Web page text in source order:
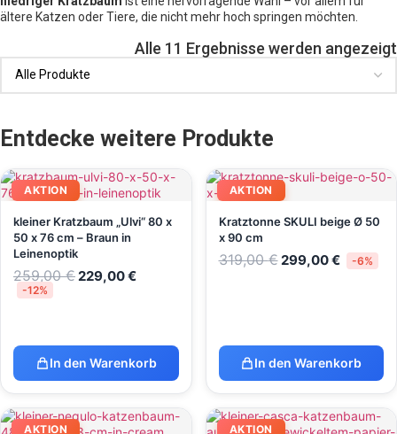
ältere Katzen oder Tiere, die nicht mehr hoch springen möchten.
Alle 11 Ergebnisse werden angezeigt
Entdecke weitere Produkte
AKTION
kleiner Kratzbaum „Ulvi“ 80 x
50 x 76 cm – Braun in
Leinenoptik
259,00€229,00€
-12%
In den Warenkorb
AKTION
Kratztonne SKULI beige Ø 50
x 90 cm
319,00€299,00€ -6%
In den Warenkorb
AKTION AKTION